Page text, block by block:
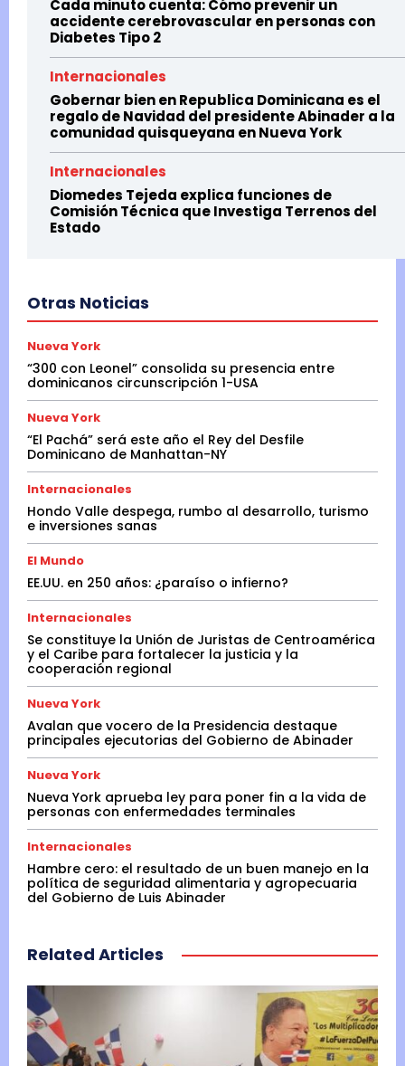
Cada minuto cuenta: Cómo prevenir un
accidente cerebrovascular en personas con
Diabetes Tipo 2
Internacionales
Gobernar bien en Republica Dominicana es el
regalo de Navidad del presidente Abinader a la
comunidad quisqueyana en Nueva York
Internacionales
Diomedes Tejeda explica funciones de
Comisión Técnica que Investiga Terrenos del
Estado
Otras Noticias
Nueva York
“300 con Leonel” consolida su presencia entre
dominicanos circunscripción 1-USA
Nueva York
“El Pachá” será este año el Rey del Desfile
Dominicano de Manhattan-NY
Internacionales
Hondo Valle despega, rumbo al desarrollo, turismo
e inversiones sanas
El Mundo
EE.UU. en 250 años: ¿paraíso o infierno?
Internacionales
Se constituye la Unión de Juristas de Centroamérica
y el Caribe para fortalecer la justicia y la
cooperación regional
Nueva York
Avalan que vocero de la Presidencia destaque
principales ejecutorias del Gobierno de Abinader
Nueva York
Nueva York aprueba ley para poner fin a la vida de
personas con enfermedades terminales
Internacionales
Hambre cero: el resultado de un buen manejo en la
política de seguridad alimentaria y agropecuaria
del Gobierno de Luis Abinader
Related Articles